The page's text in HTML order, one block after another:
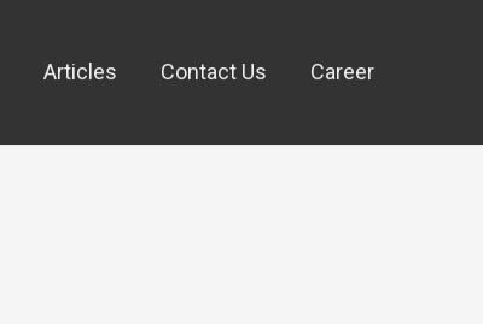
Articles Contact Us Career